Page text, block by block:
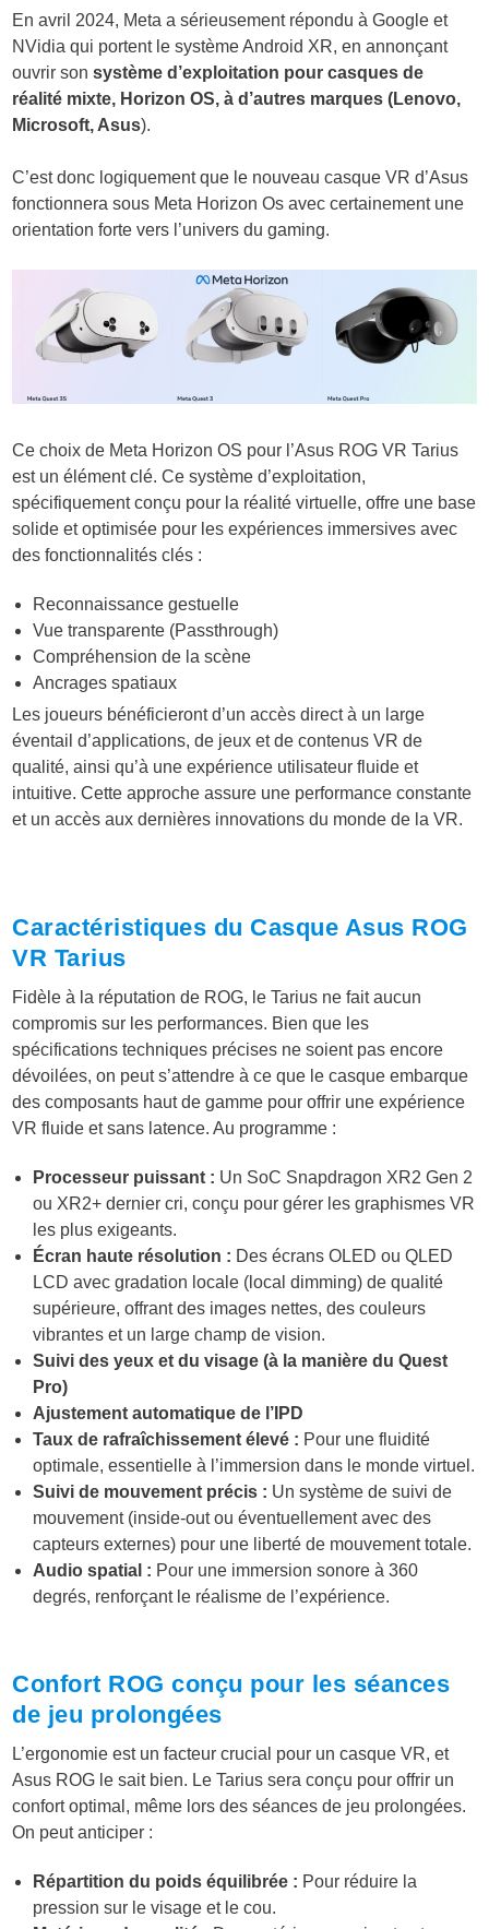
En avril 2024, Meta a sérieusement répondu à Google et
NVidia qui portent le système Android XR, en annonçant
ouvrir son système d’exploitation pour casques de
réalité mixte, Horizon OS, à d’autres marques (Lenovo,
Microsoft, Asus).
C’est donc logiquement que le nouveau casque VR d’Asus
fonctionnera sous Meta Horizon Os avec certainement une
orientation forte vers l’univers du gaming.
Ce choix de Meta Horizon OS pour l’Asus ROG VR Tarius
est un élément clé. Ce système d’exploitation,
spécifiquement conçu pour la réalité virtuelle, offre une base
solide et optimisée pour les expériences immersives avec
des fonctionnalités clés :
Reconnaissance gestuelle
Vue transparente (Passthrough)
Compréhension de la scène
Ancrages spatiaux
Les joueurs bénéficieront d’un accès direct à un large
éventail d’applications, de jeux et de contenus VR de
qualité, ainsi qu’à une expérience utilisateur fluide et
intuitive. Cette approche assure une performance constante
et un accès aux dernières innovations du monde de la VR.
Caractéristiques du Casque Asus ROG
VR Tarius
Fidèle à la réputation de ROG, le Tarius ne fait aucun
compromis sur les performances. Bien que les
spécifications techniques précises ne soient pas encore
dévoilées, on peut s’attendre à ce que le casque embarque
des composants haut de gamme pour offrir une expérience
VR fluide et sans latence. Au programme :
Processeur puissant : Un SoC Snapdragon XR2 Gen 2
ou XR2+ dernier cri, conçu pour gérer les graphismes VR
les plus exigeants.
Écran haute résolution : Des écrans OLED ou QLED
LCD avec gradation locale (local dimming) de qualité
supérieure, offrant des images nettes, des couleurs
vibrantes et un large champ de vision.
Suivi des yeux et du visage (à la manière du Quest
Pro)
Ajustement automatique de l’IPD
Taux de rafraîchissement élevé : Pour une fluidité
optimale, essentielle à l’immersion dans le monde virtuel.
Suivi de mouvement précis : Un système de suivi de
mouvement (inside-out ou éventuellement avec des
capteurs externes) pour une liberté de mouvement totale.
Audio spatial : Pour une immersion sonore à 360
degrés, renforçant le réalisme de l’expérience.
Confort ROG conçu pour les séances
de jeu prolongées
L’ergonomie est un facteur crucial pour un casque VR, et
Asus ROG le sait bien. Le Tarius sera conçu pour offrir un
confort optimal, même lors des séances de jeu prolongées.
On peut anticiper :
Répartition du poids équilibrée : Pour réduire la
pression sur le visage et le cou.